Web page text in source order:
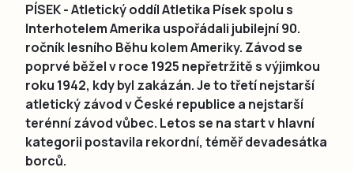
PÍSEK - Atletický oddíl Atletika Písek spolu s
Interhotelem Amerika uspořádali jubilejní 90.
ročník lesního Běhu kolem Ameriky. Závod se
poprvé běžel v roce 1925 nepřetržitě s výjimkou
roku 1942, kdy byl zakázán. Je to třetí nejstarší
atletický závod v České republice a nejstarší
terénní závod vůbec. Letos se na start v hlavní
kategorii postavila rekordní, téměř devadesátka
borců.